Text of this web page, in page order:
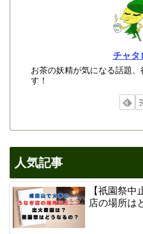
チャタ
お茶の妖精が気になる話題
す！
人気記事
【祇園祭
店の場所は